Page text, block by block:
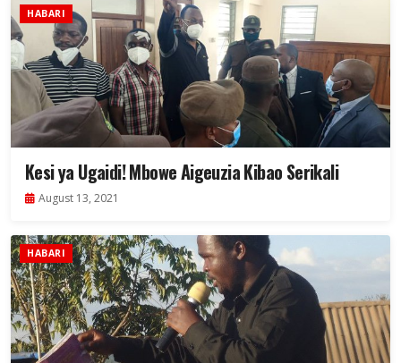
HABARI
Kesi ya Ugaidi! Mbowe Aigeuzia Kibao Serikali
August 13, 2021
HABARI